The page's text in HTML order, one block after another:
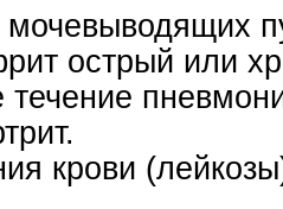
острый или
течение
крови